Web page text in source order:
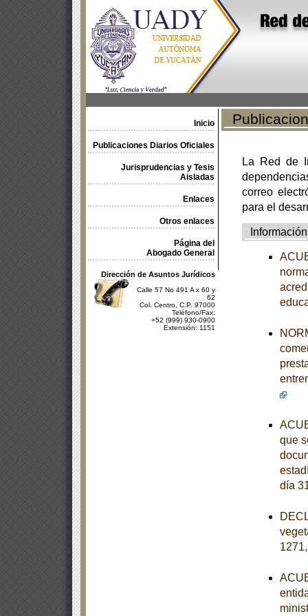
Inicio
Publicaciones Diarios Oficiales
Jurisprudencias y Tesis
Aisladas
Enlaces
Otros enlaces
Página del
Abogado General
Dirección de Asuntos Jurídicos
Calle 57 No 491 A x 60 y
62
Col. Centro, C.P. 97000
Teléfono/Fax:
+52 (999) 930-0900
Extensión: 1151
La Red de
correo
para el
Información
que
día